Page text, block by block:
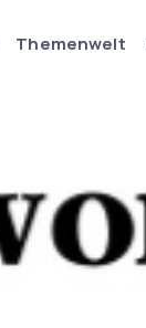
Themenwelt